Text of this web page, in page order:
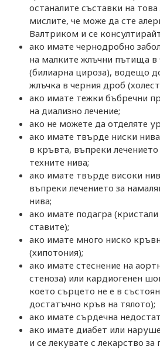
останалите съставки на
мислите, че може да сте
Валтриком и се
ако имате чернодробно
на малките жлъчни пътища в
(билиарна цироза), водещо
жлъчка в черния дроб
ако имате тежки бъбречни
на диализно лечение;
ако не можете да отделяте
ако имате твърде ниски
в кръвта, въпреки
техните нива;
ако имате твърде високи
въпреки лечението за
нива;
ако имате подагра
ставите);
ако имате много ниско
(хипотония);
ако имате стеснение на
стеноза) или кардиогенен
което сърцето не е в
достатъчно кръв на тялото);
ако имате сърдечна
ако имате диабет или
и се лекувате с лекарство за